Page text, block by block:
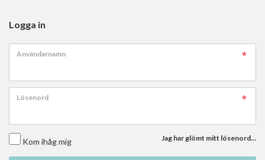
Logga in
Användarnamn
Lösenord
Kom ihåg mig Jag har glömt mitt lösenord...